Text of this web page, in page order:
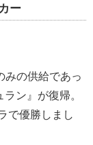
ー
みの供給であっ
ン』が復帰。
で優勝しまし